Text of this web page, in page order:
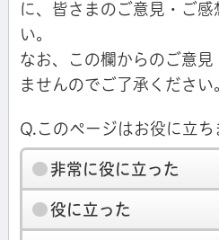
に、皆さまのご意見・ご感
い。
なお、この欄からのご意見
ませんのでご了承ください
Q.このページはお役に立ち
非常に役に立った
役に立った